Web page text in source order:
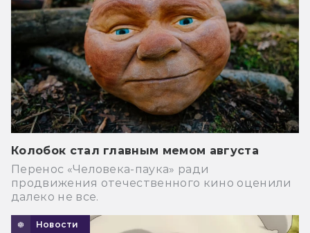
Колобок стал главным мемом августа
Перенос «Человека-паука» ради
продвижения отечественного кино оценили
далеко не все.
Новости